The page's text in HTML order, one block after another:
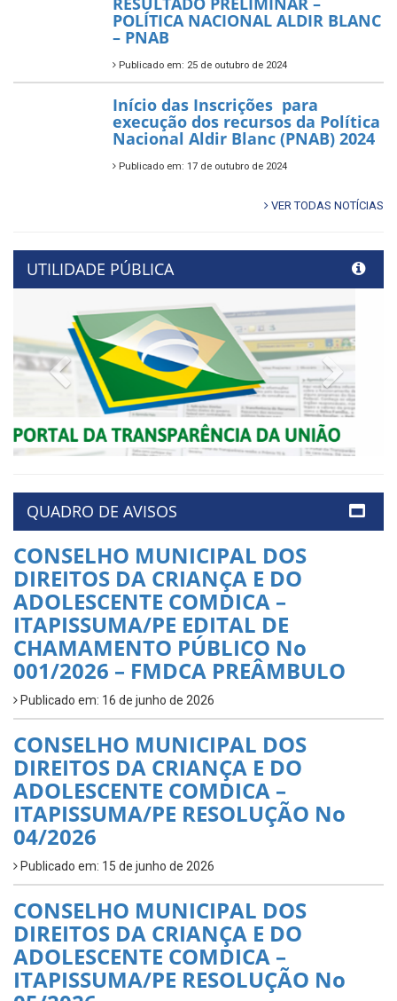
POLÍTICA NACIONAL ALDIR BLANC
– PNAB
Publicado em: 25 de outubro de 2024
Início das Inscrições para
execução dos recursos da Política
Nacional Aldir Blanc (PNAB) 2024
Publicado em: 17 de outubro de 2024
VER TODAS NOTÍCIAS
UTILIDADE PÚBLICA
Previous
QUADRO DE AVISOS
CONSELHO MUNICIPAL DOS
DIREITOS DA CRIANÇA E DO
ADOLESCENTE COMDICA –
ITAPISSUMA/PE EDITAL DE
CHAMAMENTO PÚBLICO No
001/2026 – FMDCA PREÂMBULO
Publicado em: 16 de junho de 2026
CONSELHO MUNICIPAL DOS
DIREITOS DA CRIANÇA E DO
ADOLESCENTE COMDICA –
ITAPISSUMA/PE RESOLUÇÃO No
04/2026
Publicado em: 15 de junho de 2026
CONSELHO MUNICIPAL DOS
DIREITOS DA CRIANÇA E DO
ADOLESCENTE COMDICA –
ITAPISSUMA/PE RESOLUÇÃO No